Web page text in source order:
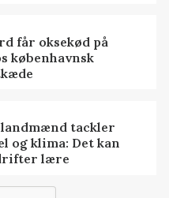
får oksekød på
københavnsk
tackler
og klima: Det kan
lære